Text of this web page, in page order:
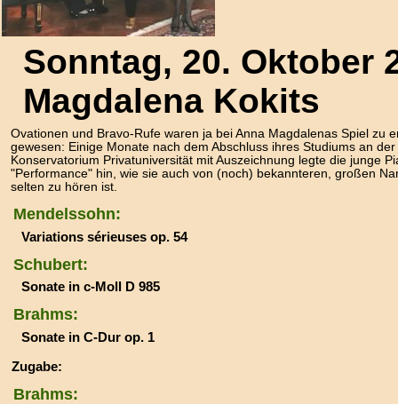
Sonntag, 20. Oktober
Magdalena Kokits
Ovationen und Bravo-Rufe waren ja bei Anna Magdalenas Spiel zu
gewesen: Einige Monate nach dem Abschluss ihres Studiums an der
Konservatorium Privatuniversität mit Auszeichnung legte die junge
"Performance" hin, wie sie auch von (noch) bekannteren, großen
selten zu hören ist.
Mendelssohn:
Variations sérieuses op. 54
Schubert:
Sonate in c-Moll D 985
Brahms:
Sonate in C-Dur op. 1
Zugabe:
Brahms: